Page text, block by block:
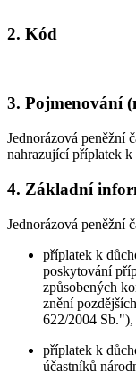
2. Kód
3. Pojmenování
Jednorázová peněžní
nahrazující příplatek
4. Základní
Jednorázová peněžní
příplatek k
poskytování
způsobených
znění
622/2004 Sb."),
příplatek k
účastníků